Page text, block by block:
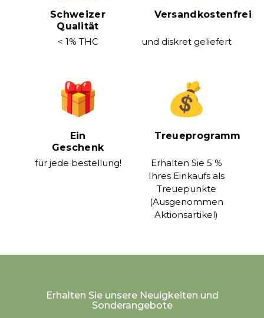
Schweizer
Qualität
< 1% THC
Versandkostenfrei
und diskret geliefert
Ein
Geschenk
für jede bestellung!
Treueprogramm
Erhalten Sie 5 %
Ihres Einkaufs als
Treuepunkte
(Ausgenommen
Aktionsartikel)
Erhalten Sie unsere Neuigkeiten und
Sonderangebote